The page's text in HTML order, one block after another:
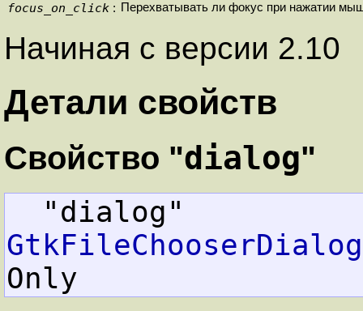
focus_on_click : Перехватывать ли фокус при нажатии
Начиная с версии 2.10
Детали свойств
Свойство "dialog"
GtkFileChooserDialog
Only